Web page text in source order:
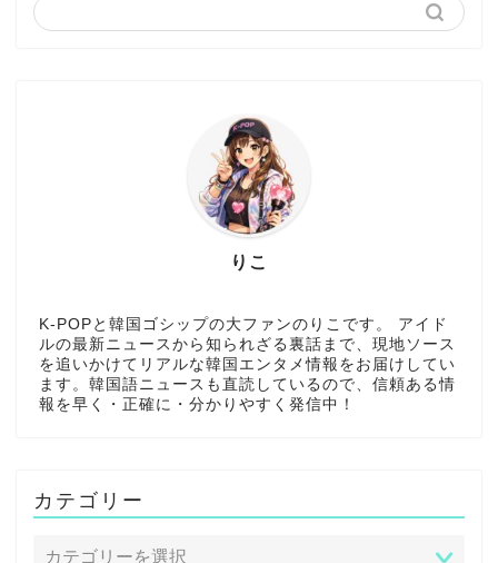
りこ
K-POPと韓国ゴシップの大ファンのりこです。 アイド
ルの最新ニュースから知られざる裏話まで、現地ソース
を追いかけてリアルな韓国エンタメ情報をお届けしてい
ます。韓国語ニュースも直読しているので、信頼ある情
報を早く・正確に・分かりやすく発信中！
カテゴリー